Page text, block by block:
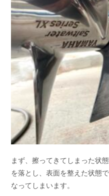
まず、擦ってきてしまった状
を落とし、表面を整えた状態
なってしまいます。